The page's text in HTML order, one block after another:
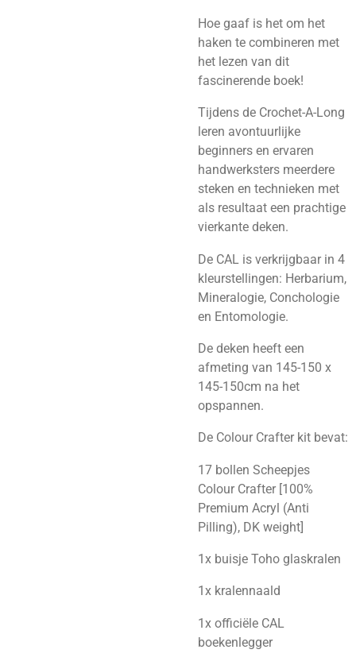
Hoe gaaf is het om het
haken te combineren met
het lezen van dit
fascinerende boek!
Tijdens de Crochet-A-Long
leren avontuurlijke
beginners en ervaren
handwerksters meerdere
steken en technieken met
als resultaat een prachtige
vierkante deken.
De CAL is verkrijgbaar in 4
kleurstellingen: Herbarium,
Mineralogie, Conchologie
en Entomologie.
De deken heeft een
afmeting van 145-150 x
145-150cm na het
opspannen.
De Colour Crafter kit bevat:
17 bollen Scheepjes
Colour Crafter [100%
Premium Acryl (Anti
Pilling), DK weight]
1x buisje Toho glaskralen
1x kralennaald
1x officiële CAL
boekenlegger